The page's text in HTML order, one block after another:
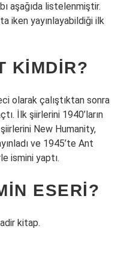
aşağıda listelenmiştir.
iken yayınlayabildiği ilk
KIMDIR?
olarak çalıştıktan sonra
İlk şiirlerini 1940’ların
New Humanity,
ve 1945’te Ant
ismini yaptı.
ESERI?
kitap.